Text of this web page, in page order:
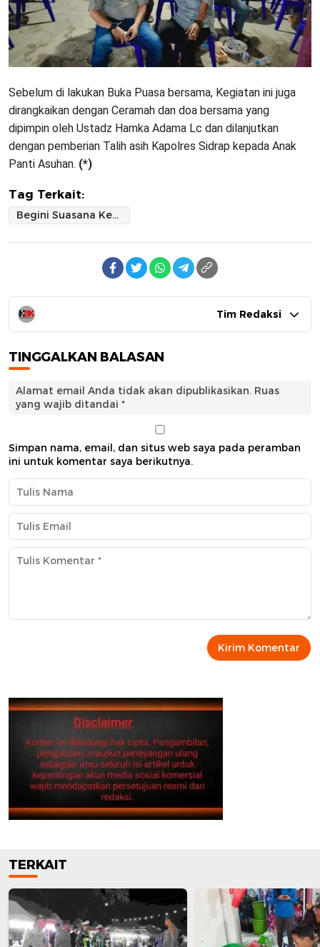
Sebelum di lakukan Buka Puasa bersama, Kegiatan ini juga
dirangkaikan dengan Ceramah dan doa bersama yang
dipimpin oleh Ustadz Hamka Adama Lc dan dilanjutkan
dengan pemberian Talih asih Kapolres Sidrap kepada Anak
Panti Asuhan. (*)
Tag Terkait:
Begini Suasana Keakraban AKBP Erwinsyah dan Awak Media Buka Puasa Bersama di Baranti Sidrap
Tim Redaksi
TINGGALKAN BALASAN
Alamat email Anda tidak akan dipublikasikan. Ruas
yang wajib ditandai *
Simpan nama, email, dan situs web saya pada peramban
ini untuk komentar saya berikutnya.
TERKAIT